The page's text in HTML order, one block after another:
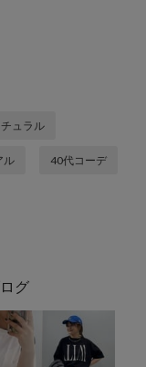
ュラル
ル 40代コーデ
グ